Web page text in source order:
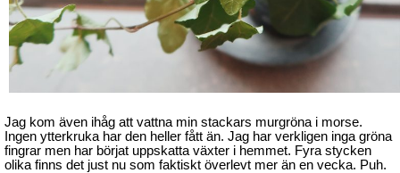
Jag kom även ihåg att vattna min stackars murgröna i morse.
Ingen ytterkruka har den heller fått än. Jag har verkligen inga gröna
fingrar men har börjat uppskatta växter i hemmet. Fyra stycken
olika finns det just nu som faktiskt överlevt mer än en vecka. Puh.